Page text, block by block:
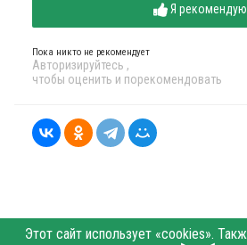
Я рекомендую
Пока никто не рекомендует
Авторизируйтесь ,
чтобы оценить и порекомендовать